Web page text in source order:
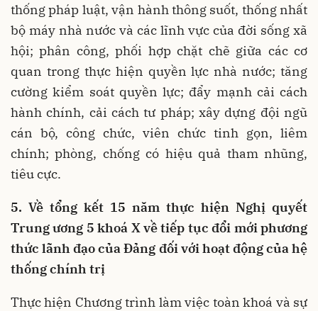
thống pháp luật, vận hành thông suốt, thống nhất
bộ máy nhà nước và các lĩnh vực của đời sống xã
hội; phân công, phối hợp chặt chẽ giữa các cơ
quan trong thực hiện quyền lực nhà nước; tăng
cường kiểm soát quyền lực; đẩy mạnh cải cách
hành chính, cải cách tư pháp; xây dựng đội ngũ
cán bộ, công chức, viên chức tinh gọn, liêm
chính; phòng, chống có hiệu quả tham nhũng,
tiêu cực.
5. Về tổng kết 15 năm thực hiện Nghị quyết
Trung ương 5 khoá X về tiếp tục đổi mới phương
thức lãnh đạo của Đảng đối với hoạt động của hệ
thống chính trị
Thực hiện Chương trình làm việc toàn khoá và sự